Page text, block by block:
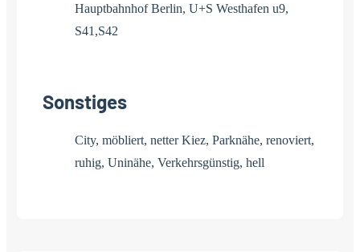
Hauptbahnhof Berlin, U+S Westhafen u9,
S41,S42
Sonstiges
City, möbliert, netter Kiez, Parknähe, renoviert,
ruhig, Uninähe, Verkehrsgünstig, hell